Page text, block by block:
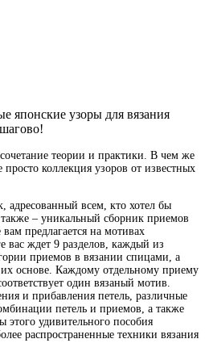
японские узоры для вязания
теории и практики. В чем же
коллекция узоров от известных
адресованный всем, кто хотел бы
– уникальный сборник приемов
предлагается на мотивах
вас ждет 9 разделов, каждый из
приемов в вязании спицами, а
основе. Каждому отдельному приему
один вязаный мотив.
и прибавления петель, различные
петель и приемов, а также
этого удивительного пособия
распространенные техники вязания